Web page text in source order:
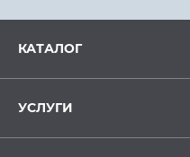
КАТАЛОГ
УСЛУГИ